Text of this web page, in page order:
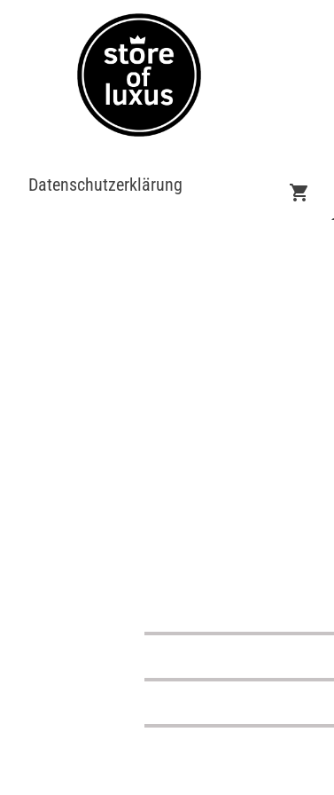
Datenschutzerklärung